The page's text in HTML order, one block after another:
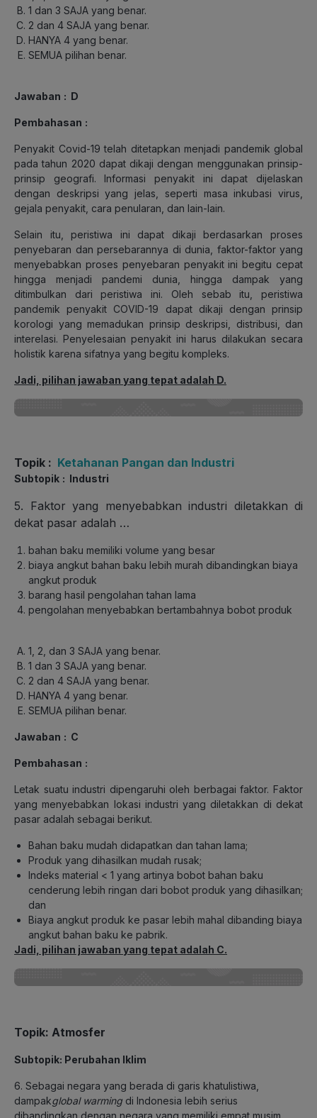
1 dan 3 SAJA yang benar.
2 dan 4 SAJA yang benar.
HANYA 4 yang benar.
SEMUA pilihan benar.
Jawaban : D
Pembahasan :
Penyakit Covid-19 telah ditetapkan menjadi pandemik global
pada tahun 2020 dapat dikaji dengan menggunakan prinsip-
prinsip geografi. Informasi penyakit ini dapat dijelaskan
dengan deskripsi yang jelas, seperti masa inkubasi virus,
gejala penyakit, cara penularan, dan lain-lain.
Selain itu, peristiwa ini dapat dikaji berdasarkan proses
penyebaran dan persebarannya di dunia, faktor-faktor yang
menyebabkan proses penyebaran penyakit ini begitu cepat
hingga menjadi pandemi dunia, hingga dampak yang
ditimbulkan dari peristiwa ini. Oleh sebab itu, peristiwa
pandemik penyakit COVID-19 dapat dikaji dengan prinsip
korologi yang memadukan prinsip deskripsi, distribusi, dan
interelasi. Penyelesaian penyakit ini harus dilakukan secara
holistik karena sifatnya yang begitu kompleks.
Jadi, pilihan jawaban yang tepat adalah D.
Topik : Ketahanan Pangan dan Industri
Subtopik : Industri
5. Faktor yang menyebabkan industri diletakkan di
dekat pasar adalah …
bahan baku memiliki volume yang besar
biaya angkut bahan baku lebih murah dibandingkan biaya
angkut produk
barang hasil pengolahan tahan lama
pengolahan menyebabkan bertambahnya bobot produk
1, 2, dan 3 SAJA yang benar.
1 dan 3 SAJA yang benar.
2 dan 4 SAJA yang benar.
HANYA 4 yang benar.
SEMUA pilihan benar.
Jawaban : C
Pembahasan :
Letak suatu industri dipengaruhi oleh berbagai faktor. Faktor
yang menyebabkan lokasi industri yang diletakkan di dekat
pasar adalah sebagai berikut.
Bahan baku mudah didapatkan dan tahan lama;
Produk yang dihasilkan mudah rusak;
Indeks material < 1 yang artinya bobot bahan baku
cenderung lebih ringan dari bobot produk yang dihasilkan;
dan
Biaya angkut produk ke pasar lebih mahal dibanding biaya
angkut bahan baku ke pabrik.
Jadi, pilihan jawaban yang tepat adalah C.
Topik: Atmosfer
Subtopik: Perubahan Iklim
6. Sebagai negara yang berada di garis khatulistiwa,
dampakglobal warming di Indonesia lebih serius
dibandingkan dengan negara yang memiliki empat musim.